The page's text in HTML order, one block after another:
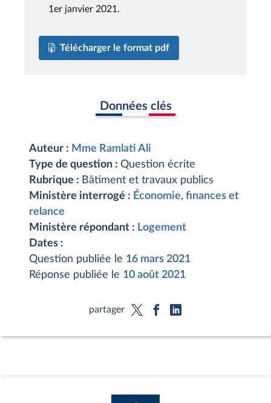
1er janvier 2021.
Télécharger le format pdf
Données clés
Auteur : Mme Ramlati Ali
Type de question : Question écrite
Rubrique : Bâtiment et travaux publics
Ministère interrogé : Économie, finances et
relance
Ministère répondant : Logement
Dates :
Question publiée le 16 mars 2021
Réponse publiée le 10 août 2021
partager